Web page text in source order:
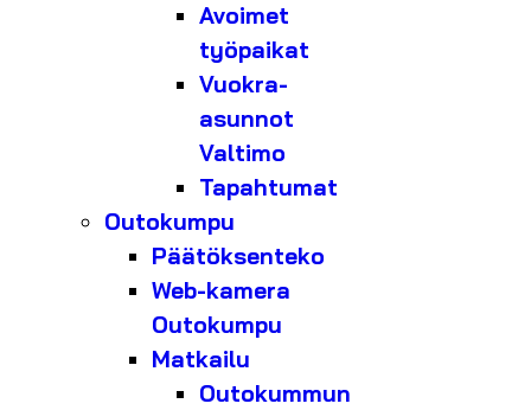
Avoimet
työpaikat
Vuokra-
asunnot
Valtimo
Tapahtumat
Outokumpu
Päätöksenteko
Web-kamera
Outokumpu
Matkailu
Outokummun